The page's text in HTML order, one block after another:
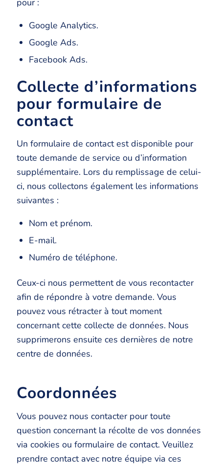
Google Analytics.
Google Ads.
Facebook Ads.
Collecte d’informations
pour formulaire de
contact
Un formulaire de contact est disponible pour
toute demande de service ou d’information
supplémentaire. Lors du remplissage de celui-
ci, nous collectons également les informations
suivantes :
Nom et prénom.
E-mail.
Numéro de téléphone.
Ceux-ci nous permettent de vous recontacter
afin de répondre à votre demande. Vous
pouvez vous rétracter à tout moment
concernant cette collecte de données. Nous
supprimerons ensuite ces dernières de notre
centre de données.
Coordonnées
Vous pouvez nous contacter pour toute
question concernant la récolte de vos données
via cookies ou formulaire de contact. Veuillez
prendre contact avec notre équipe via ces